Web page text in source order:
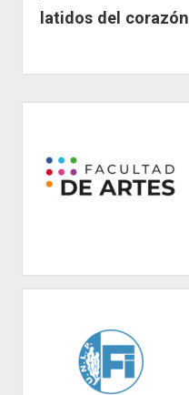
latidos del corazón